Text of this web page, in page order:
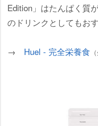
Edition」はたんぱく質
のドリンクとしてもおす
→ Huel - 完全栄養食